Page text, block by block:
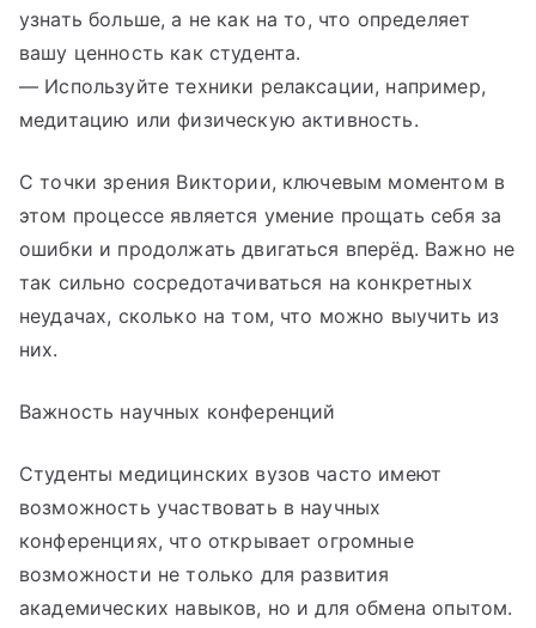
узнать больше, а не как на то, что определяет
вашу ценность как студента.
— Используйте техники релаксации, например,
медитацию или физическую активность.
С точки зрения Виктории, ключевым моментом в
этом процессе является умение прощать себя за
ошибки и продолжать двигаться вперёд. Важно не
так сильно сосредотачиваться на конкретных
неудачах, сколько на том, что можно выучить из
них.
Важность научных конференций
Студенты медицинских вузов часто имеют
возможность участвовать в научных
конференциях, что открывает огромные
возможности не только для развития
академических навыков, но и для обмена опытом.